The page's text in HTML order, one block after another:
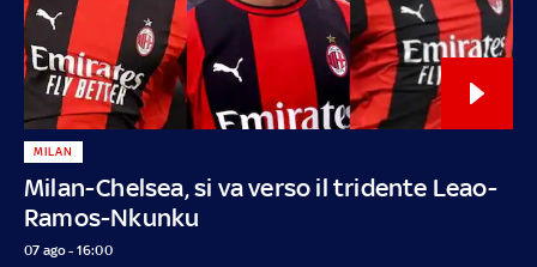
Milan-Chelsea, si va verso il tridente Leao-
Ramos-Nkunku
MILAN
07 ago - 16:00